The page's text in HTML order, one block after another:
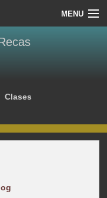
MENU
Clases